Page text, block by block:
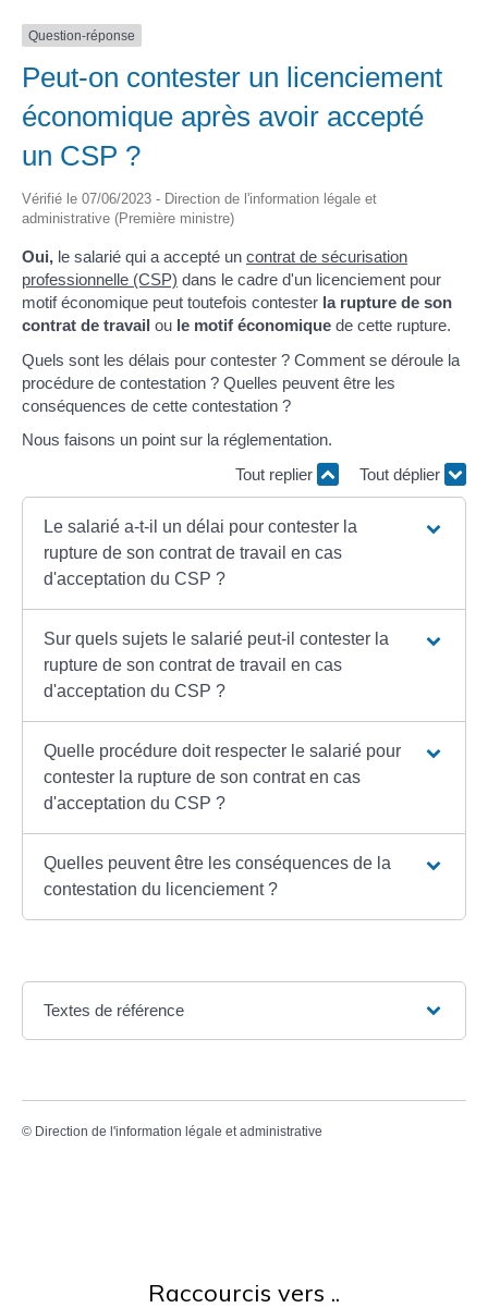
Question-réponse
Peut-on contester un licenciement
économique après avoir accepté
un CSP ?
Vérifié le 07/06/2023 - Direction de l'information légale et
administrative (Première ministre)
Oui, le salarié qui a accepté un contrat de sécurisation
professionnelle (CSP) dans le cadre d'un licenciement pour
motif économique peut toutefois contester la rupture de son
contrat de travail ou le motif économique de cette rupture.
Quels sont les délais pour contester ? Comment se déroule la
procédure de contestation ? Quelles peuvent être les
conséquences de cette contestation ?
Nous faisons un point sur la réglementation.
Tout replier
Tout déplier
Le salarié a-t-il un délai pour contester la
rupture de son contrat de travail en cas
d'acceptation du CSP ?
Sur quels sujets le salarié peut-il contester la
rupture de son contrat de travail en cas
d'acceptation du CSP ?
Quelle procédure doit respecter le salarié pour
contester la rupture de son contrat en cas
d'acceptation du CSP ?
Quelles peuvent être les conséquences de la
contestation du licenciement ?
Textes de référence
© Direction de l'information légale et administrative
Raccourcis vers ..